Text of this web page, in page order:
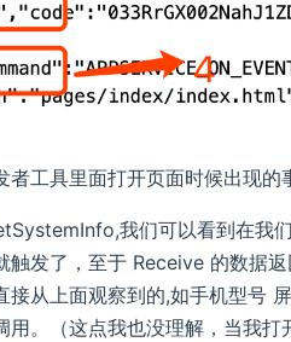
者工具里面打开页面时候出现
我们可以看到在我
触发了，至于 Receive 的数据
接从上面观察到的,如手机型号
用。（这点我也没理解，当我